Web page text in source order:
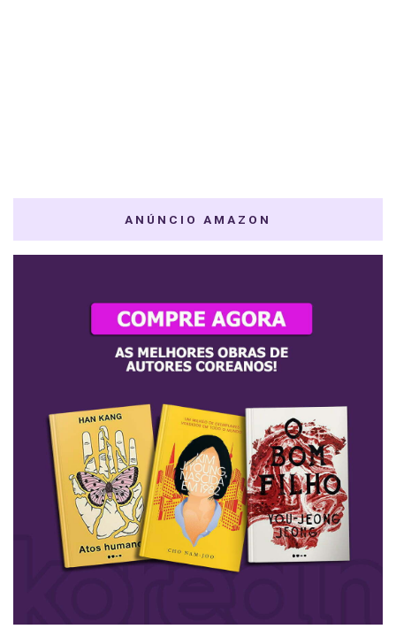
ANÚNCIO AMAZON